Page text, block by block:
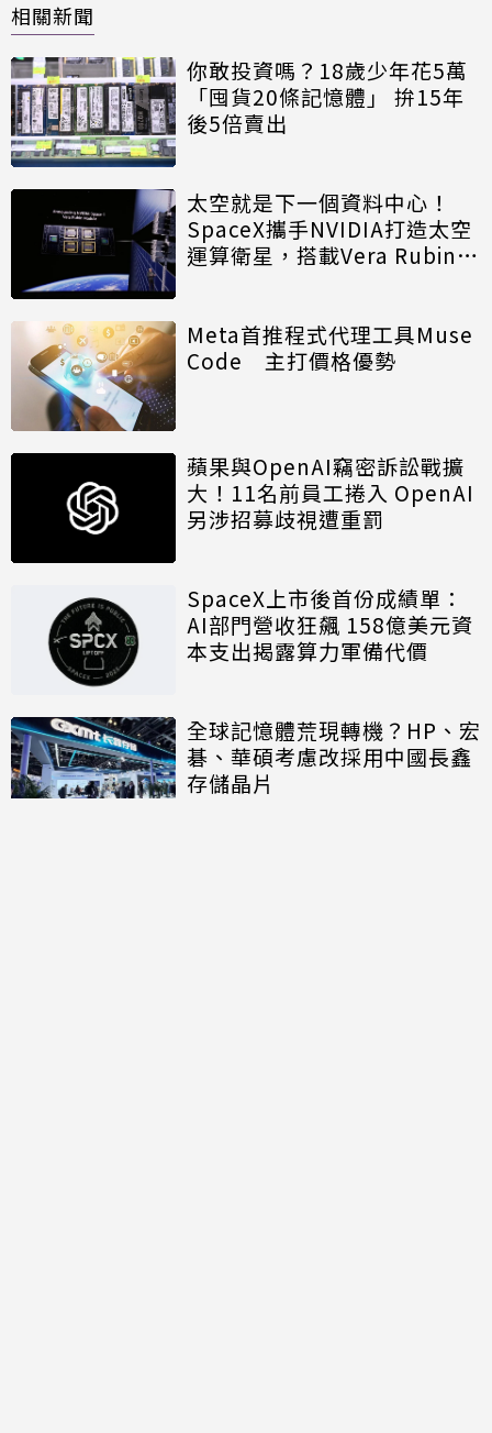
相關新聞
你敢投資嗎？18歲少年花5萬
「囤貨20條記憶體」 拚15年
後5倍賣出
太空就是下一個資料中心！
SpaceX攜手NVIDIA打造太空
運算衛星，搭載Vera Rubin運
Meta首推程式代理工具Muse
Code 主打價格優勢
蘋果與OpenAI竊密訴訟戰擴
大！11名前員工捲入 OpenAI
另涉招募歧視遭重罰
SpaceX上市後首份成績單：
AI部門營收狂飆 158億美元資
本支出揭露算力軍備代價
全球記憶體荒現轉機？HP、宏
碁、華碩考慮改採用中國長鑫
存儲晶片